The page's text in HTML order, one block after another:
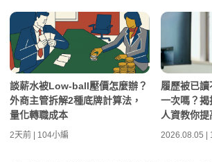
談薪水被Low-ball壓價怎麼辦？
外商主管拆解2種底牌計算法，
量化轉職成本
2天前 | 104小編
履歷被已
一次嗎？揭
人資教你提
2026.08.05 |